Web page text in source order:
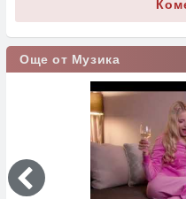
Още от Музика